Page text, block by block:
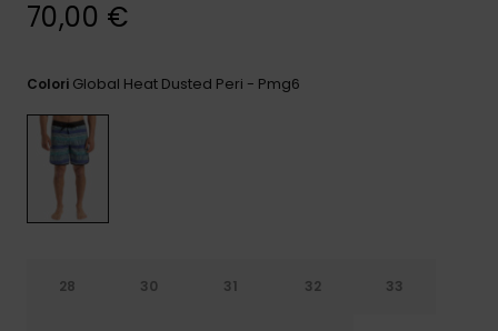
70,00 €
Colori Global Heat Dusted Peri - Pmg6
28 30 31 32 33